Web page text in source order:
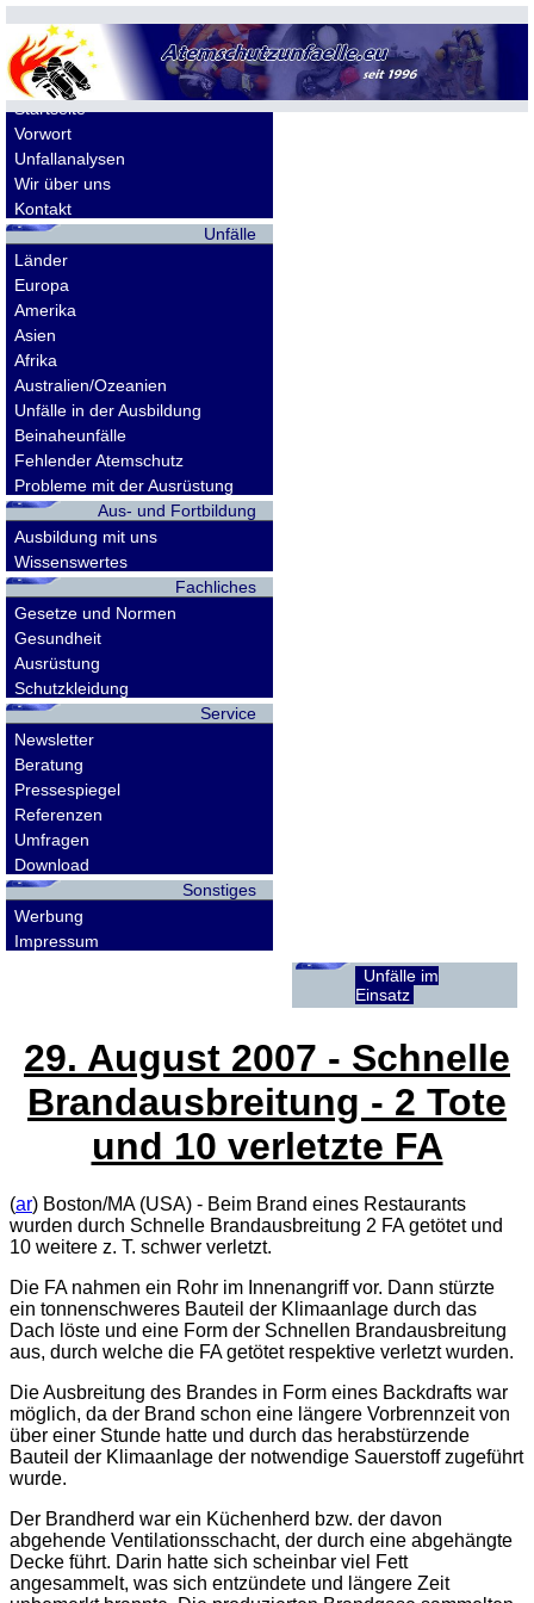
Allgemeines
Startseite
Vorwort
Unfallanalysen
Wir über uns
Kontakt
Unfälle
Länder
Europa
Amerika
Asien
Afrika
Australien/Ozeanien
Unfälle in der Ausbildung
Beinaheunfälle
Fehlender Atemschutz
Probleme mit der Ausrüstung
Aus- und Fortbildung
Ausbildung mit uns
Wissenswertes
Fachliches
Gesetze und Normen
Gesundheit
Ausrüstung
Schutzkleidung
Service
Newsletter
Beratung
Pressespiegel
Referenzen
Umfragen
Download
Sonstiges
Werbung
Impressum
Unfälle im
Einsatz
29. August 2007 - Schnelle
Brandausbreitung - 2 Tote
und 10 verletzte FA
(ar) Boston/MA (USA) - Beim Brand eines Restaurants
wurden durch Schnelle Brandausbreitung 2 FA getötet und
10 weitere z. T. schwer verletzt.
Die FA nahmen ein Rohr im Innenangriff vor. Dann stürzte
ein tonnenschweres Bauteil der Klimaanlage durch das
Dach löste und eine Form der Schnellen Brandausbreitung
aus, durch welche die FA getötet respektive verletzt wurden.
Die Ausbreitung des Brandes in Form eines Backdrafts war
möglich, da der Brand schon eine längere Vorbrennzeit von
über einer Stunde hatte und durch das herabstürzende
Bauteil der Klimaanlage der notwendige Sauerstoff zugeführt
wurde.
Der Brandherd war ein Küchenherd bzw. der davon
abgehende Ventilationsschacht, der durch eine abgehängte
Decke führt. Darin hatte sich scheinbar viel Fett
angesammelt, was sich entzündete und längere Zeit